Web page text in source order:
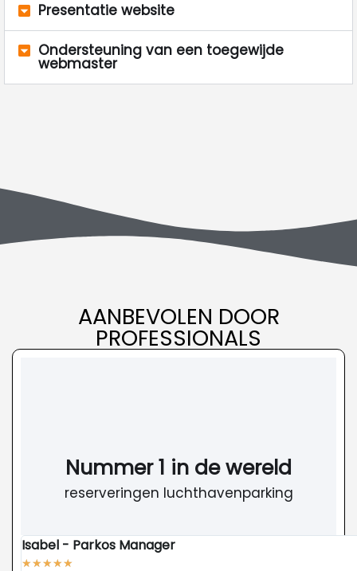
Presentatie website
Ondersteuning van een toegewijde
webmaster
AANBEVOLEN DOOR
PROFESSIONALS
Nummer 1 in de wereld
reserveringen luchthavenparking
Isabel - Parkos Manager
★★★★★